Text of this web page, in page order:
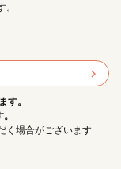
す。
く場合がございます